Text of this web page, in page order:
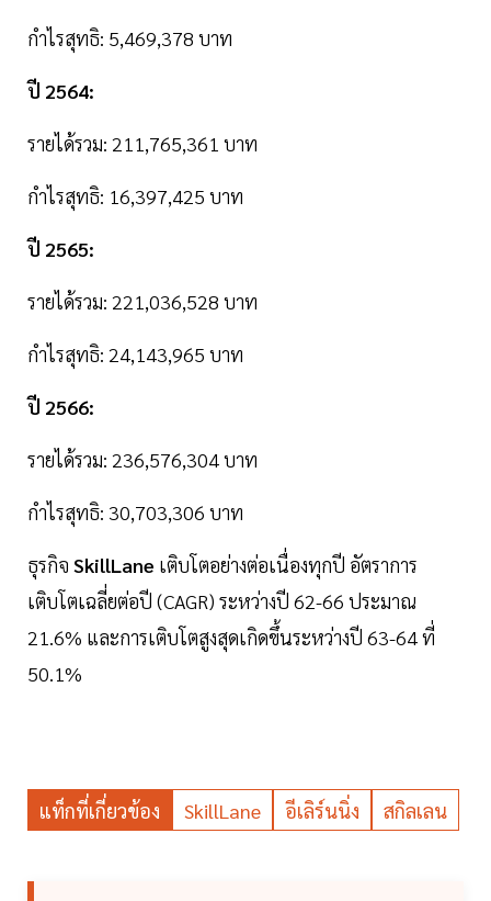
กำไรสุทธิ: 5,469,378 บาท
ปี 2564:
รายได้รวม: 211,765,361 บาท
กำไรสุทธิ: 16,397,425 บาท
ปี 2565:
รายได้รวม: 221,036,528 บาท
กำไรสุทธิ: 24,143,965 บาท
ปี 2566:
รายได้รวม: 236,576,304 บาท
กำไรสุทธิ: 30,703,306 บาท
ธุรกิจ SkillLane เติบโตอย่างต่อเนื่องทุกปี อัตราการ
เติบโตเฉลี่ยต่อปี (CAGR) ระหว่างปี 62-66 ประมาณ
21.6% และการเติบโตสูงสุดเกิดขึ้นระหว่างปี 63-64 ที่
50.1%
แท็กที่เกี่ยวข้อง SkillLane อีเลิร์นนิ่ง สกิลเลน